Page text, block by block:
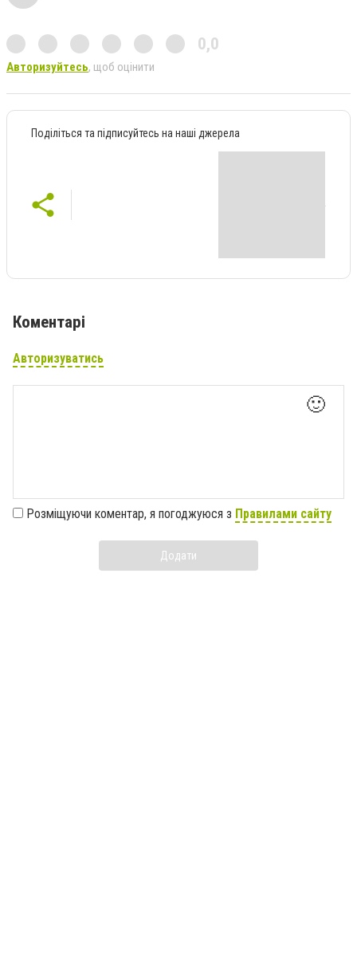
0,0
Авторизуйтесь, щоб оцінити
Поділіться та підписуйтесь на наші джерела
Коментарі
Авторизуватись
🙂
Розміщуючи коментар, я погоджуюся з Правилами сайту
Додати